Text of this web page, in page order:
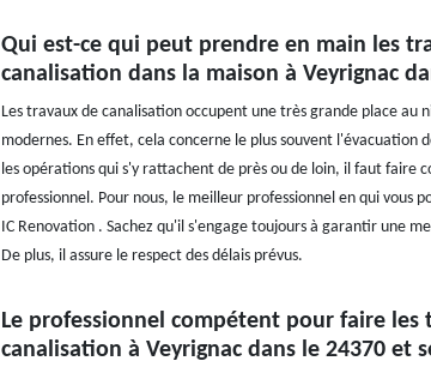
Qui est-ce qui peut prendre en main les
canalisation dans la maison à Veyrignac
Les travaux de canalisation occupent une très grande place au
modernes. En effet, cela concerne le plus souvent l'évacuation
les opérations qui s'y rattachent de près ou de loin, il faut faire
professionnel. Pour nous, le meilleur professionnel en qui vous
IC Renovation . Sachez qu'il s'engage toujours à garantir une
De plus, il assure le respect des délais prévus.
Le professionnel compétent pour faire les
canalisation à Veyrignac dans le 24370 et